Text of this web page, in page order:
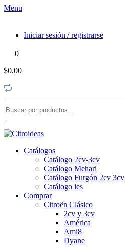
Menu
Iniciar sesión / registrarse
0
$0,00
Catálogos
Catálogo 2cv-3cv
Catálogo Mehari
Catálogo Furgón 2cv 3cv
Catálogo ies
Comprar
Citroën Clásico
2cv y 3cv
América
Ami8
Dyane